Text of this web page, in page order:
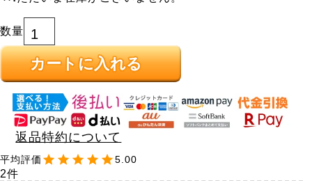
カートに入れる
返品特約について
5.00
2